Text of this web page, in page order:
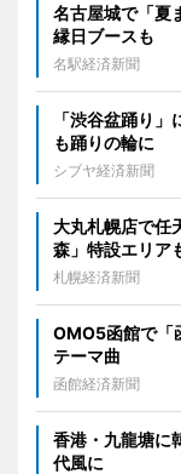
名古屋城で「夏
縁日ブースも
名駅経済新聞
「渋谷盆踊り
も踊りの輪に
シブヤ経済新聞
大丸札幌店で任
森」特設エリア
札幌経済新聞
OMO5函館で「
テーマ曲
函館経済新聞
香港・九龍塘
代風に